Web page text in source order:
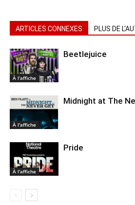
ARTICLES CONNEXES PLUS DE
À l'affiche
Beetlejuice
À l'affiche
Midnight at The
À l'affiche
Pride